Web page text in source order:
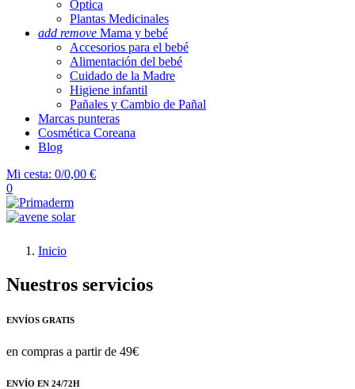
Óptica
Plantas Medicinales
add remove Mama y bebé
Accesorios para el bebé
Alimentación del bebé
Cuidado de la Madre
Higiene infantil
Pañales y Cambio de Pañal
Marcas punteras
Cosmética Coreana
Blog
Mi cesta: 0/0,00 €
0
Inicio
Nuestros servicios
ENVÍOS GRATIS
en compras a partir de 49€
ENVÍO EN 24/72H